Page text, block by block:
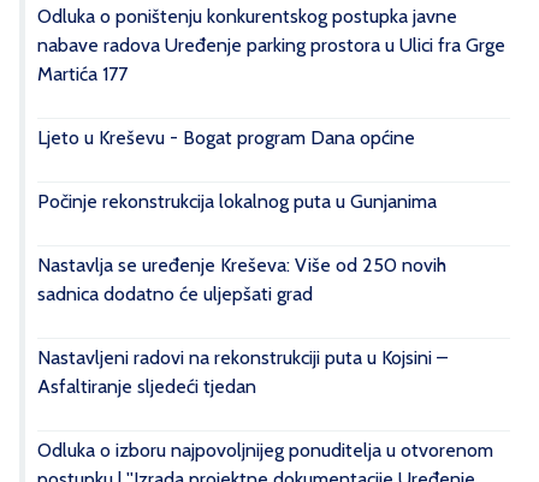
Odluka o poništenju konkurentskog postupka javne
nabave radova Uređenje parking prostora u Ulici fra Grge
Martića 177
Ljeto u Kreševu - Bogat program Dana općine
Počinje rekonstrukcija lokalnog puta u Gunjanima
Nastavlja se uređenje Kreševa: Više od 250 novih
sadnica dodatno će uljepšati grad
Nastavljeni radovi na rekonstrukciji puta u Kojsini –
Asfaltiranje sljedeći tjedan
Odluka o izboru najpovoljnijeg ponuditelja u otvorenom